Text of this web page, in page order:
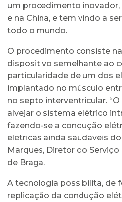
um procedimento inovador,
e na China, e tem vindo a
todo o mundo.
O procedimento consiste
dispositivo semelhante ao
particularidade de um dos
implantado no músculo
no septo interventricular.
alvejar o sistema elétrico
fazendo-se a condução
elétricas ainda saudáveis
Marques, Diretor do
de Braga.
A tecnologia possibilita, de
replicação da condução